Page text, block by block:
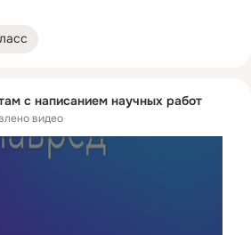
с написанием научных работ
видео